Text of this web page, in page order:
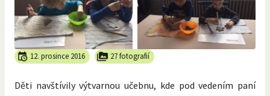
12. prosince 2016 27 fotografií
Děti navštívily výtvarnou učebnu, kde pod vedením paní